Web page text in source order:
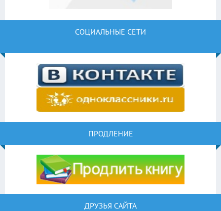
СОЦИАЛЬНЫЕ СЕТИ
ПРОДЛЕНИЕ
ДРУЗЬЯ САЙТА